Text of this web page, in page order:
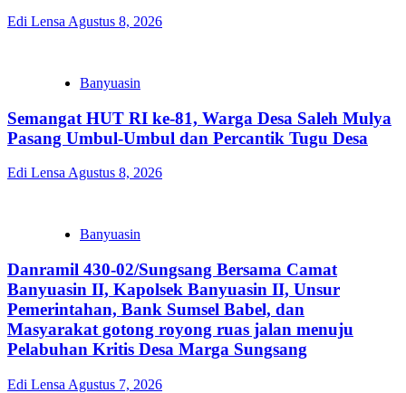
Edi Lensa Agustus 8, 2026
Banyuasin
Semangat HUT RI ke-81, Warga Desa Saleh Mulya
Pasang Umbul-Umbul dan Percantik Tugu Desa
Edi Lensa Agustus 8, 2026
Banyuasin
Danramil 430-02/Sungsang Bersama Camat
Banyuasin II, Kapolsek Banyuasin II, Unsur
Pemerintahan, Bank Sumsel Babel, dan
Masyarakat gotong royong ruas jalan menuju
Pelabuhan Kritis Desa Marga Sungsang
Edi Lensa Agustus 7, 2026